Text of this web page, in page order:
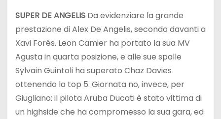
SUPER DE ANGELIS Da evidenziare la grande
prestazione di Alex De Angelis, secondo davanti a
Xavi Forés. Leon Camier ha portato la sua MV
Agusta in quarta posizione, e alle sue spalle
Sylvain Guintoli ha superato Chaz Davies
ottenendo la top 5. Giornata no, invece, per
Giugliano: il pilota Aruba Ducati è stato vittima di
un highside che ha compromesso la sua gara, ed